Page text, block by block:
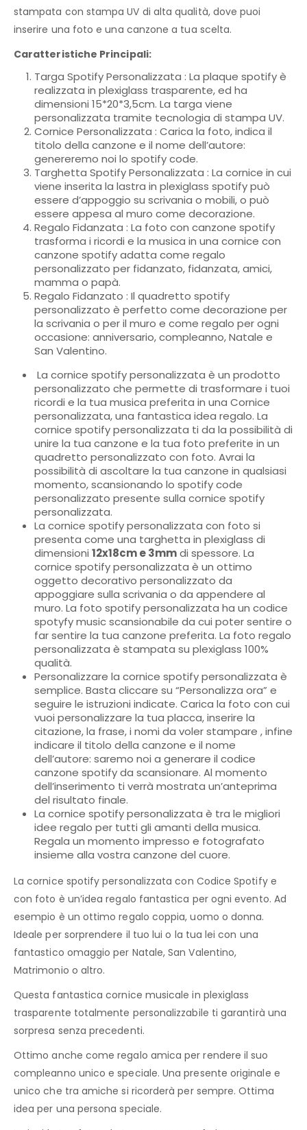
stampata con stampa UV di alta qualità, dove puoi
inserire una foto e una canzone a tua scelta.
Caratteristiche Principali:
Targa Spotify Personalizzata : La plaque spotify è
realizzata in plexiglass trasparente, ed ha
dimensioni 15*20*3,5cm. La targa viene
personalizzata tramite tecnologia di stampa UV.
Cornice Personalizzata : Carica la foto, indica il
titolo della canzone e il nome dell’autore:
genereremo noi lo spotify code.
Targhetta Spotify Personalizzata : La cornice in cui
viene inserita la lastra in plexiglass spotify può
essere d’appoggio su scrivania o mobili, o può
essere appesa al muro come decorazione.
Regalo Fidanzata : La foto con canzone spotify
trasforma i ricordi e la musica in una cornice con
canzone spotify adatta come regalo
personalizzato per fidanzato, fidanzata, amici,
mamma o papà.
Regalo Fidanzato : Il quadretto spotify
personalizzato è perfetto come decorazione per
la scrivania o per il muro e come regalo per ogni
occasione: anniversario, compleanno, Natale e
San Valentino.
La cornice spotify personalizzata è un prodotto
personalizzato che permette di trasformare i tuoi
ricordi e la tua musica preferita in una Cornice
personalizzata, una fantastica idea regalo. La
cornice spotify personalizzata ti da la possibilità di
unire la tua canzone e la tua foto preferite in un
quadretto personalizzato con foto. Avrai la
possibilità di ascoltare la tua canzone in qualsiasi
momento, scansionando lo spotify code
personalizzato presente sulla cornice spotify
personalizzata.
La cornice spotify personalizzata con foto si
presenta come una targhetta in plexiglass di
dimensioni 12x18cm e 3mmdi spessore. La
cornice spotify personalizzata è un ottimo
oggetto decorativo personalizzato da
appoggiare sulla scrivania o da appendere al
muro. La foto spotify personalizzata ha un codice
spotyfy music scansionabile da cui poter sentire o
far sentire la tua canzone preferita. La foto regalo
personalizzata è stampata su plexiglass 100%
qualità.
Personalizzare la cornice spotify personalizzata è
semplice. Basta cliccare su “Personalizza ora” e
seguire le istruzioni indicate. Carica la foto con cui
vuoi personalizzare la tua placca, inserire la
citazione, la frase, i nomi da voler stampare , infine
indicare il titolo della canzone e il nome
dell’autore: saremo noi a generare il codice
canzone spotify da scansionare. Al momento
dell’inserimento ti verrà mostrata un’anteprima
del risultato finale.
La cornice spotify personalizzata è tra le migliori
idee regalo per tutti gli amanti della musica.
Regala un momento impresso e fotografato
insieme alla vostra canzone del cuore.
La cornice spotify personalizzata con Codice Spotify e
con foto è un’idea regalo fantastica per ogni evento. Ad
esempio è un ottimo regalo coppia, uomo o donna.
Ideale per sorprendere il tuo lui o la tua lei con una
fantastico omaggio per Natale, San Valentino,
Matrimonio o altro.
Questa fantastica cornice musicale in plexiglass
trasparente totalmente personalizzabile ti garantirà una
sorpresa senza precedenti.
Ottimo anche come regalo amica per rendere il suo
compleanno unico e speciale. Una presente originale e
unico che tra amiche si ricorderà per sempre. Ottima
idea per una persona speciale.